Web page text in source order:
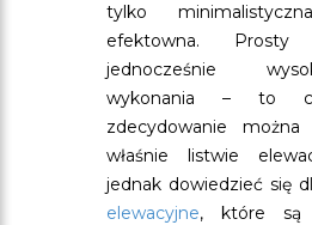
tylko
efektowna.
jednocześnie
wykonania – to
zdecydowanie
właśnie listwie
jednak dowiedzieć się
elewacyjne, które są